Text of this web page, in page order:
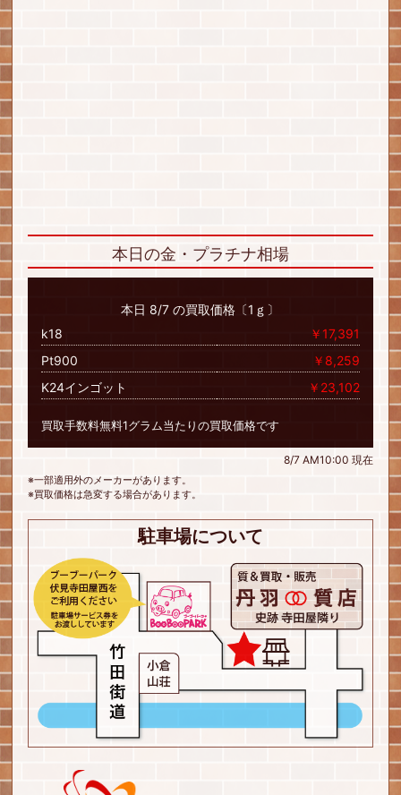
本日の金・プラチナ相場
本日 8/7 の買取価格〔1ｇ〕
k18
￥17,391
Pt900
￥8,259
K24インゴット
￥23,102
買取手数料無料1グラム当たりの買取価格です
8/7 AM10:00 現在
※一部適用外のメーカーがあります。
※買取価格は急変する場合があります。
駐車場について